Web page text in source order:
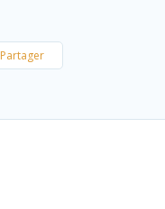
Partager